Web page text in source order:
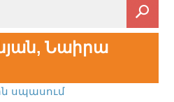
Նաիրա
սպասում